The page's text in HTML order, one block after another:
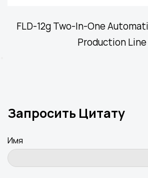
FLD-12g Two-In-One
Production Line
Запросить Цитату
Имя